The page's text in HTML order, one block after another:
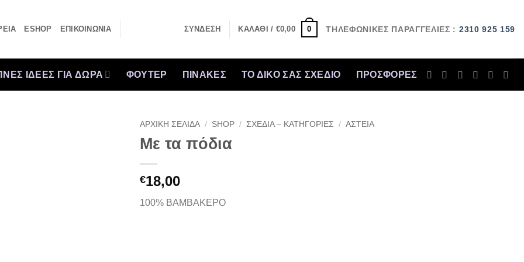
ESHOP ΕΠΙΚΟΙΝΩΝΙΑ ΣΎΝΔΕΣΗ ΚΑΛΆΘΙ / €0,00 0 ΤΗΛΕΦΩΝΙΚΕΣ ΠΑΡΑΓΓΕΛΙΕΣ : 2310 925 159
ΙΔΕΕΣ ΓΙΑ ΔΩΡΑ ΦΟΥΤΕΡ ΠΙΝΑΚΕΣ ΤΟ ΔΙΚΟ ΣΑΣ ΣΧΕΔΙΟ ΠΡΟΣΦΟΡΈΣ
ΑΡΧΙΚΉ ΣΕΛΊΔΑ / SHOP / ΣΧΕΔΙΑ – ΚΑΤΗΓΟΡΙΕΣ / ΑΣΤΕΙΑ
Με τα πόδια
€18,00
100% ΒΑΜΒΑΚΕΡΟ